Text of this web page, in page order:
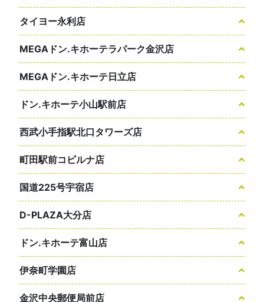
タイヨー永利店
MEGAドン.キホーテラパーク金沢店
MEGAドン.キホーテ日立店
ドン.キホーテ小山駅前店
西武小手指駅北口タワーズ店
町田駅前コビルナ店
国道225号宇宿店
D-PLAZA大分店
ドン.キホーテ富山店
伊奈町学園店
金沢中央郵便局前店